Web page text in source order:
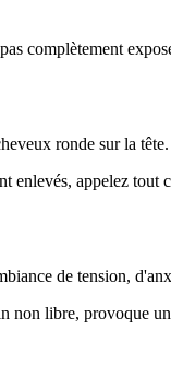
complètement
ronde sur la tête.
enlevés, appelez
de tension,
non libre, provoque